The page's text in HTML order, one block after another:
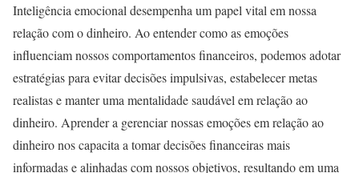
Inteligência emocional desempenha um papel vital em nossa
relação com o dinheiro. Ao entender como as emoções
influenciam nossos comportamentos financeiros, podemos adotar
estratégias para evitar decisões impulsivas, estabelecer metas
realistas e manter uma mentalidade saudável em relação ao
dinheiro. Aprender a gerenciar nossas emoções em relação ao
dinheiro nos capacita a tomar decisões financeiras mais
informadas e alinhadas com nossos objetivos, resultando em uma